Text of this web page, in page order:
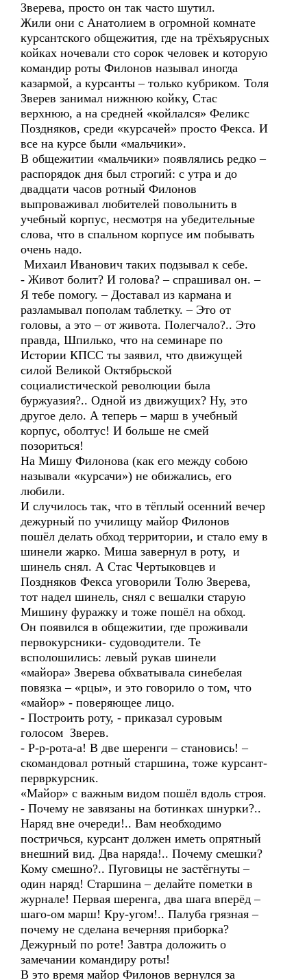
Зверева, просто он так часто шутил.
Жили они с Анатолием в огромной комнате
курсантского общежития, где на трёхъярусных
койках ночевали сто сорок человек и которую
командир роты Филонов называл иногда
казармой, а курсанты – только кубриком. Толя
Зверев занимал нижнюю койку, Стас
верхнюю, а на средней «койлался» Феликс
Поздняков, среди «курсачей» просто Фекса. И
все на курсе были «мальчики».
В общежитии «мальчики» появлялись редко –
распорядок дня был строгий: с утра и до
двадцати часов ротный Филонов
выпроваживал любителей поволынить в
учебный корпус, несмотря на убедительные
слова, что в спальном корпусе им побывать
очень надо.
Михаил Иванович таких подзывал к себе.
- Живот болит? И голова? – спрашивал он. –
Я тебе помогу. – Доставал из кармана и
разламывал пополам таблетку. – Это от
головы, а это – от живота. Полегчало?.. Это
правда, Шпилько, что на семинаре по
Истории КПСС ты заявил, что движущей
силой Великой Октябрьской
социалистической революции была
буржуазия?.. Одной из движущих? Ну, это
другое дело. А теперь – марш в учебный
корпус, оболтус! И больше не смей
позориться!
На Мишу Филонова (как его между собою
называли «курсачи») не обижались, его
любили.
И случилось так, что в тёплый осенний вечер
дежурный по училищу майор Филонов
пошёл делать обход территории, и стало ему в
шинели жарко. Миша завернул в роту, и
шинель снял. А Стас Чертыковцев и
Поздняков Фекса уговорили Толю Зверева,
тот надел шинель, снял с вешалки старую
Мишину фуражку и тоже пошёл на обход.
Он появился в общежитии, где проживали
первокурсники- судоводители. Те
всполошились: левый рукав шинели
«майора» Зверева обхватывала синебелая
повязка – «рцы», и это говорило о том, что
«майор» - поверяющее лицо.
- Построить роту, - приказал суровым
голосом Зверев.
- Р-р-рота-а! В две шеренги – становись! –
скомандовал ротный старшина, тоже курсант-
первркурсник.
«Майор» с важным видом пошёл вдоль строя.
- Почему не завязаны на ботинках шнурки?..
Наряд вне очереди!.. Вам необходимо
постричься, курсант должен иметь опрятный
внешний вид. Два наряда!.. Почему смешки?
Кому смешно?.. Пуговицы не застёгнуты –
один наряд! Старшина – делайте пометки в
журнале! Первая шеренга, два шага вперёд –
шаго-ом марш! Кру-угом!.. Палуба грязная –
почему не сделана вечерняя приборка?
Дежурный по роте! Завтра доложить о
замечании командиру роты!
В это время майор Филонов вернулся за